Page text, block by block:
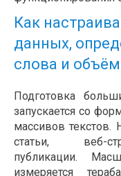
Как
данных,
слова и
Подготовка
запускается со
массивов
статьи, веб-
публикации.
измеряется